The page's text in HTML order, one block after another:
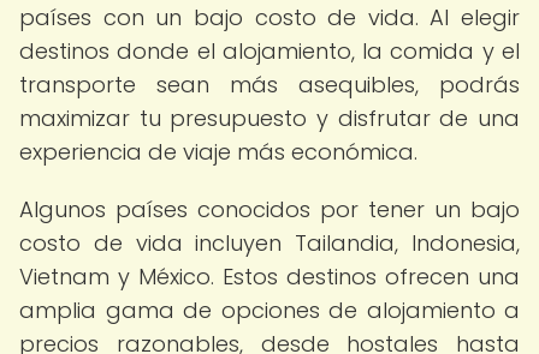
países con un bajo costo de vida. Al elegir
destinos donde el alojamiento, la comida y el
transporte sean más asequibles, podrás
maximizar tu presupuesto y disfrutar de una
experiencia de viaje más económica.
Algunos países conocidos por tener un bajo
costo de vida incluyen Tailandia, Indonesia,
Vietnam y México. Estos destinos ofrecen una
amplia gama de opciones de alojamiento a
precios razonables, desde hostales hasta